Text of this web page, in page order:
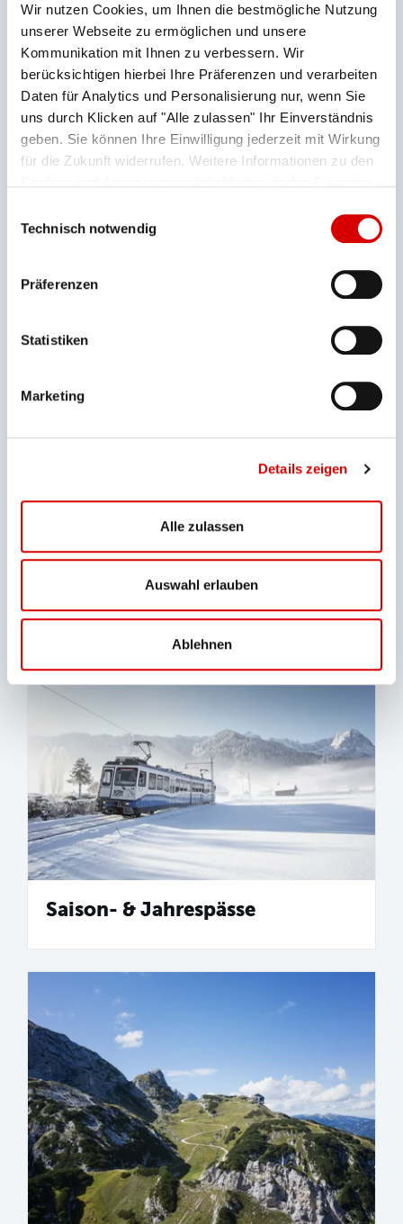
Wir nutzen Cookies, um Ihnen die bestmögliche Nutzung
unserer Webseite zu ermöglichen und unsere
Kommunikation mit Ihnen zu verbessern. Wir
berücksichtigen hierbei Ihre Präferenzen und verarbeiten
Daten für Analytics und Personalisierung nur, wenn Sie
uns durch Klicken auf "Alle zulassen" Ihr Einverständnis
geben. Sie können Ihre Einwilligung jederzeit mit Wirkung
für die Zukunft widerrufen. Weitere Informationen zu den
Technisch notwendig
Präferenzen
Statistiken
Marketing
Details zeigen
Alle zulassen
Auswahl erlauben
Ablehnen
Kombiticket Bahn & Bergbahn
Tickets Wank
Mit der Wankbahn auf den Panoramaberg
Saison- & Jahrespässe